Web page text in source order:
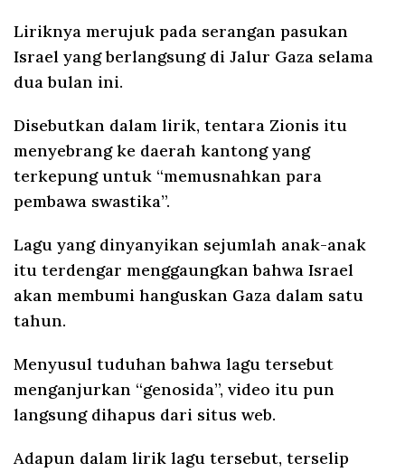
Liriknya merujuk pada serangan pasukan
Israel yang berlangsung di Jalur Gaza selama
dua bulan ini.
Disebutkan dalam lirik, tentara Zionis itu
menyebrang ke daerah kantong yang
terkepung untuk “memusnahkan para
pembawa swastika”.
Lagu yang dinyanyikan sejumlah anak-anak
itu terdengar menggaungkan bahwa Israel
akan membumi hanguskan Gaza dalam satu
tahun.
Menyusul tuduhan bahwa lagu tersebut
menganjurkan “genosida”, video itu pun
langsung dihapus dari situs web.
Adapun dalam lirik lagu tersebut, terselip